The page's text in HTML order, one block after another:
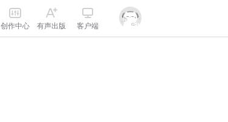
创作中心 有声出版 客户端